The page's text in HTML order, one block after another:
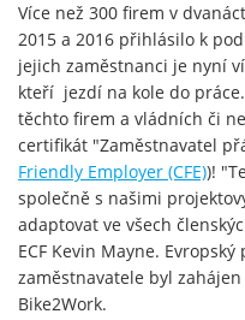
Více než 300 firem v
2015 a 2016 přihlásilo k
jejich zaměstnanci je nyní
kteří jezdí na kole do
těchto firem a vládních či
certifikát "Zaměstnavatel
Friendly Employer (CFE))!
společně s našimi
adaptovat ve všech
ECF Kevin Mayne.
zaměstnavatele byl
Bike2Work.